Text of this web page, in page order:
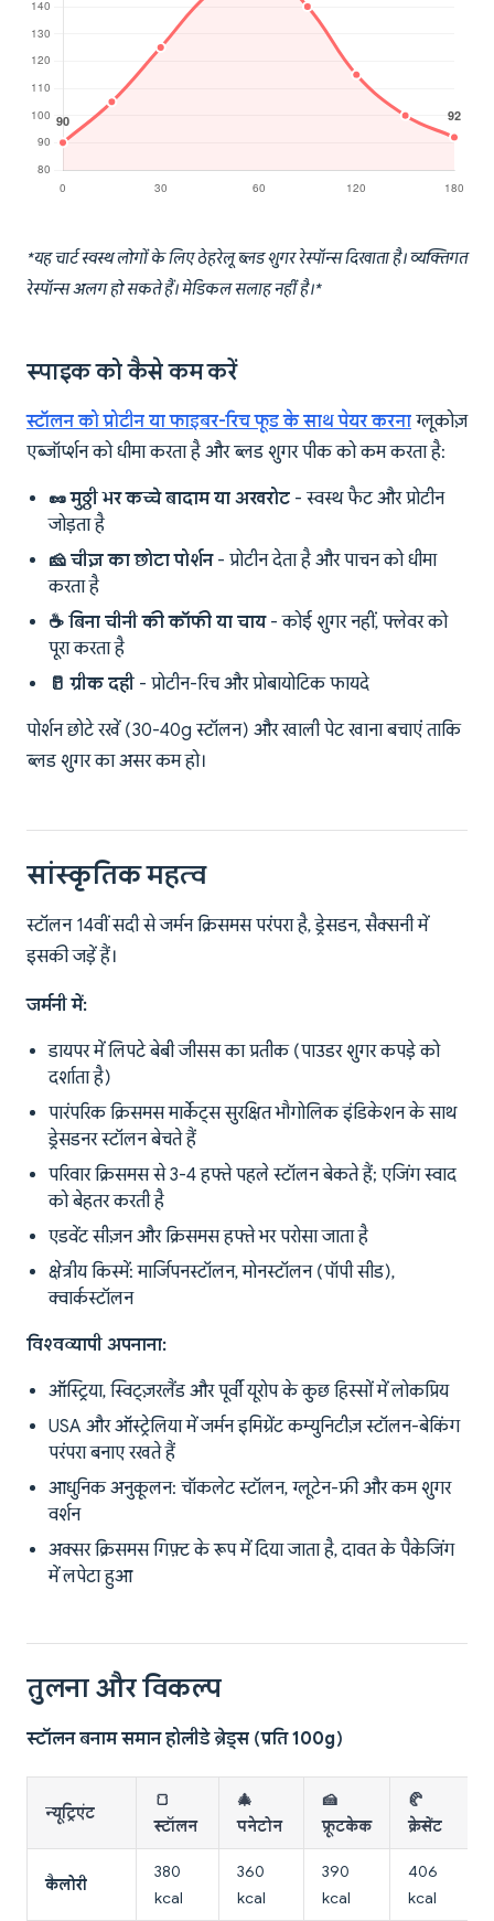
*यह चार्ट स्वस्थ लोगों के लिए ठेहरेलू ब्लड शुगर रेस्पॉन्स दिखाता है। व्यक्तिगत
रेस्पॉन्स अलग हो सकते हैं। मेडिकल सलाह नहीं है।*
स्पाइक को कैसे कम करें
स्टॉलन को प्रोटीन या फाइबर-रिच फूड के साथ पेयर करना ग्लूकोज़
एब्जॉर्प्शन को धीमा करता है और ब्लड शुगर पीक को कम करता है:
🥜 मुठ्ठी भर कच्चे बादाम या अखरोट - स्वस्थ फैट और प्रोटीन
जोड़ता है
🧀 चीज़ का छोटा पोर्शन- प्रोटीन देता है और पाचन को धीमा
करता है
☕ बिना चीनी की कॉफी या चाय- कोई शुगर नहीं, फ्लेवर को
पूरा करता है
🥛 ग्रीक दही - प्रोटीन-रिच और प्रोबायोटिक फायदे
पोर्शन छोटे रखें (30-40g स्टॉलन) और खाली पेट खाना बचाएं ताकि
ब्लड शुगर का असर कम हो।
सांस्कृतिक महत्व
स्टॉलन 14वीं सदी से जर्मन क्रिसमस परंपरा है, ड्रेसडन, सैक्सनी में
इसकी जड़ें हैं।
जर्मनी में:
डायपर में लिपटे बेबी जीसस का प्रतीक (पाउडर शुगर कपड़े को
दर्शाता है)
पारंपरिक क्रिसमस मार्केट्स सुरक्षित भौगोलिक इंडिकेशन के साथ
ड्रेसडनर स्टॉलन बेचते हैं
परिवार क्रिसमस से 3-4 हफ्ते पहले स्टॉलन बेकते हैं; एजिंग स्वाद
को बेहतर करती है
एडवेंट सीज़न और क्रिसमस हफ्ते भर परोसा जाता है
क्षेत्रीय किस्में: मार्जिपनस्टॉलन, मोनस्टॉलन (पॉपी सीड),
क्वार्कस्टॉलन
विश्वव्यापी अपनाना:
ऑस्ट्रिया, स्विट्ज़रलैंड और पूर्वी यूरोप के कुछ हिस्सों में लोकप्रिय
USA और ऑस्ट्रेलिया में जर्मन इमिग्रेंट कम्युनिटीज़ स्टॉलन-बेकिंग
परंपरा बनाए रखते हैं
आधुनिक अनुकूलन: चॉकलेट स्टॉलन, ग्लूटेन-फ्री और कम शुगर
वर्शन
अक्सर क्रिसमस गिफ़्ट के रूप में दिया जाता है, दावत के पैकेजिंग
में लपेटा हुआ
तुलना और विकल्प
स्टॉलन बनाम समान होलीडे ब्रेड्स (प्रति 100g)
न्यूट्रिएंट
🍞
स्टॉलन
🎄
पनेटोन
🍰
फ्रूटकेक
🥐
क्रेसेंट
कैलोरी
380
kcal
360
kcal
390
kcal
406
kcal